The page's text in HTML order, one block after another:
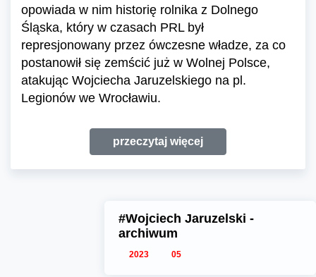
opowiada w nim historię rolnika z Dolnego
Śląska, który w czasach PRL był
represjonowany przez ówczesne władze, za co
postanowił się zemścić już w Wolnej Polsce,
atakując Wojciecha Jaruzelskiego na pl.
Legionów we Wrocławiu.
przeczytaj więcej
#Wojciech Jaruzelski -
archiwum
2023 05